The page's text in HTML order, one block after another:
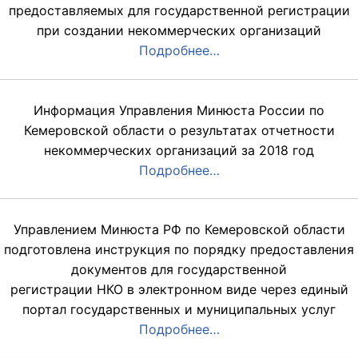
предоставляемых для государственной регистрации
при создании некоммерческих организаций
Подробнее…
Информация Управления Минюста России по
Кемеровской области о результатах отчетности
некоммерческих организаций за 2018 год
Подробнее…
Управлением Минюста РФ по Кемеровской области
подготовлена инструкция по порядку предоставления
документов для государственной
регистрации НКО в электронном виде через единый
портал государственных и муниципальных услуг
Подробнее…